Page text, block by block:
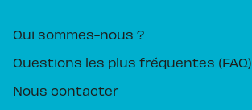
Qui sommes-nous ?
Questions les plus fréquentes (FAQ)
Nous contacter